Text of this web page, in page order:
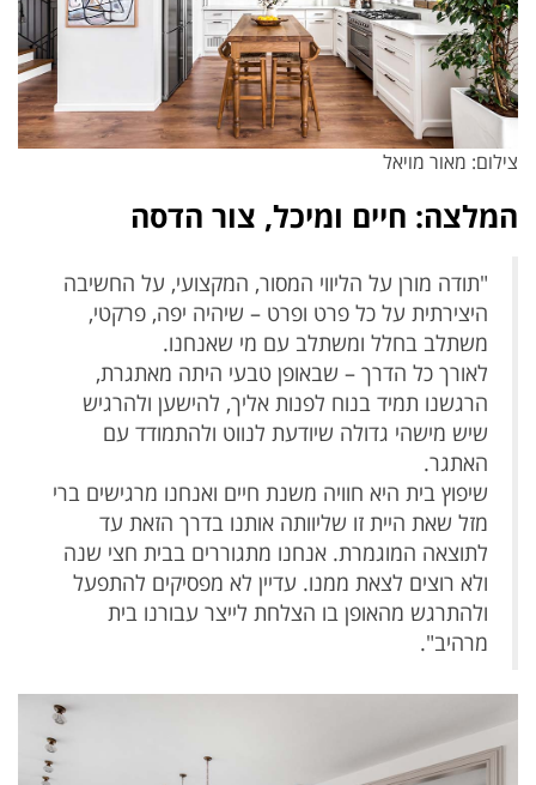
צילום: מאור מויאל
המלצה: חיים ומיכל, צור הדסה
"תודה מורן על הליווי המסור, המקצועי, על החשיבה
היצירתית על כל פרט ופרט – שיהיה יפה, פרקטי,
משתלב בחלל ומשתלב עם מי שאנחנו.
לאורך כל הדרך – שבאופן טבעי היתה מאתגרת,
הרגשנו תמיד בנוח לפנות אליך, להישען ולהרגיש
שיש מישהי גדולה שיודעת לנווט ולהתמודד עם
האתגר.
שיפוץ בית היא חוויה משנת חיים ואנחנו מרגישים ברי
מזל שאת היית זו שליוותה אותנו בדרך הזאת עד
לתוצאה המוגמרת. אנחנו מתגוררים בבית חצי שנה
ולא רוצים לצאת ממנו. עדיין לא מפסיקים להתפעל
ולהתרגש מהאופן בו הצלחת לייצר עבורנו בית
מרהיב".